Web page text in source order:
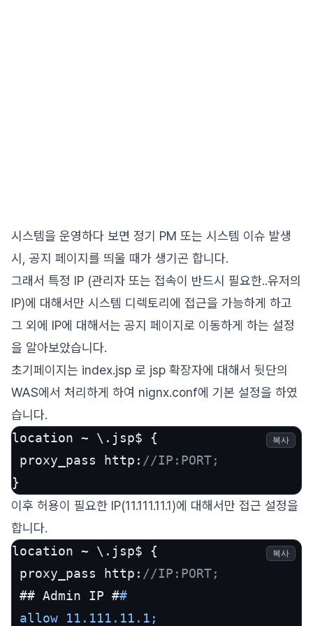
시스템을 운영하다 보면 정기 PM 또는 시스템 이슈 발생
시, 공지 페이지를 띄울 때가 생기곤 합니다.
그래서 특정 IP (관리자 또는 접속이 반드시 필요한..유저의
IP)에 대해서만 시스템 디렉토리에 접근을 가능하게 하고
그 외에 IP에 대해서는 공지 페이지로 이동하게 하는 설정
을 알아보았습니다.
초기페이지는 index.jsp 로 jsp 확장자에 대해서 뒷단의
WAS에서 처리하게 하여 nignx.conf에 기본 설정을 하였
습니다.
location ~ \.jsp$ {
proxy_pass http: //IP:PORT;
복사
이후 허용이 필요한 IP(11.111.11.1)에 대해서만 접근 설정을
합니다.
location ~ \.jsp$ {
proxy_pass http: //IP:PORT;
## Admin IP ##
allow 11.111.11.1;
복사